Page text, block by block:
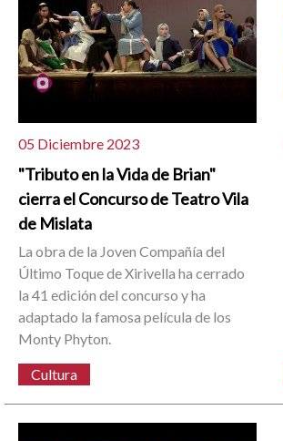
05 Diciembre 2023
"Tributo en la Vida de Brian"
cierra el Concurso de Teatro Vila
de Mislata
La obra de la Joven Compañía del
Último Toque de Xirivella ha cerrado
la 41 edición del concurso y ha
adaptado la famosa película de los
Monty Phyton.
Cultura